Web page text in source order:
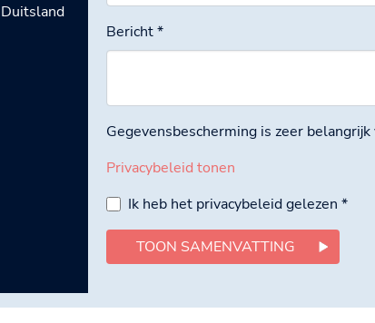
Bericht*
Gegevensbescherming is zeer belangrijk
Privacybeleid tonen
Ik heb het privacybeleid gelezen*
TOON SAMENVATTING